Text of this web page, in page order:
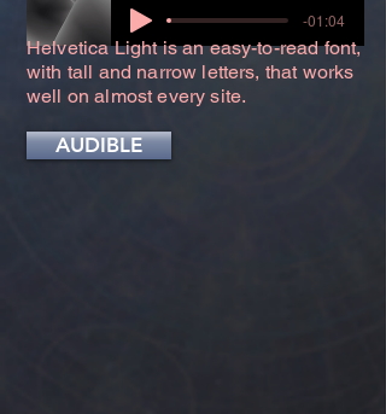
-01:04
Helvetica Light is an easy-to-read font,
with tall and narrow letters, that works
well on almost every site.
AUDIBLE